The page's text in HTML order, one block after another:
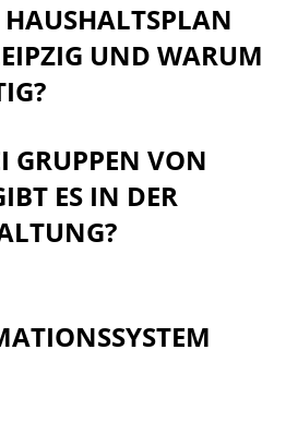
HAUSHALTSPLAN
UND WARUM
GRUPPEN VON
ES IN DER